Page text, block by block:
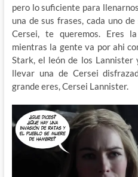
pero lo suficiente para
una de sus frases, cada uno
Cersei, te queremos. Eres
mientras la gente va por ahi
Stark, el león de los Lannister
llevar una de Cersei
grande eres, Cersei Lannister.